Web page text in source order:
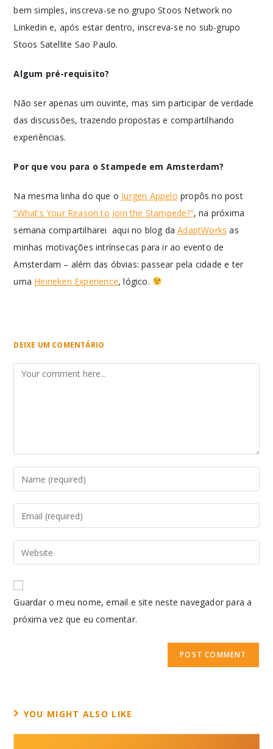
bem simples, inscreva-se no grupo Stoos Network no
Linkedin e, após estar dentro, inscreva-se no sub-grupo
Stoos Satellite Sao Paulo.
Algum pré-requisito?
Não ser apenas um ouvinte, mas sim participar de verdade
das discussões, trazendo propostas e compartilhando
experiências.
Por que vou para o Stampede em Amsterdam?
Na mesma linha do que o Jurgen Appelo propôs no post
“What’s Your Reason to Join the Stampede?”, na próxima
semana compartilharei aqui no blog daAdaptWorks as
minhas motivações intrínsecas para ir ao evento de
Amsterdam – além das óbvias: passear pela cidade e ter
uma Heineken Experience, lógico.
DEIXE UM COMENTÁRIO
Guardar o meu nome, email e site neste navegador para a
próxima vez que eu comentar.
YOU MIGHT ALSO LIKE